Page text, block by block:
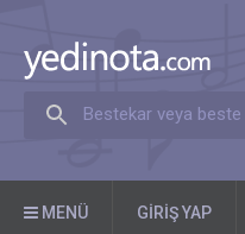
Bestekar veya beste
MENÜ GIRIŞ YAP